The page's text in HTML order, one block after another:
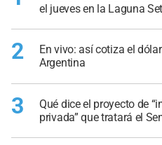
el jueves en la Laguna
2
En vivo: así cotiza el
Argentina
3
Qué dice el proyecto de
privada” que tratará el